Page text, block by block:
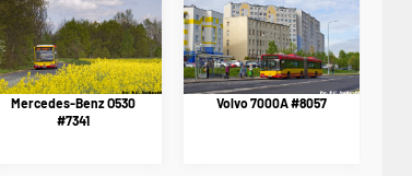
Mercedes-Benz O530
#7341
Volvo 7000A #8057